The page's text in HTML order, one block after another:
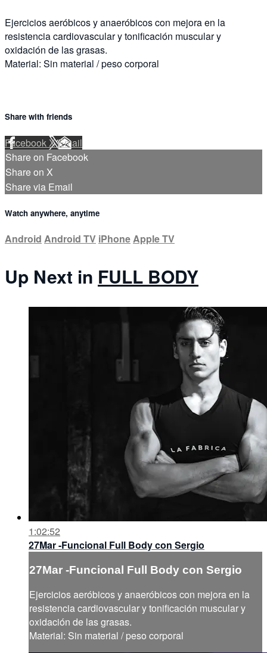
Ejercicios aeróbicos y anaeróbicos con mejora en la
resistencia cardiovascular y tonificación muscular y
oxidación de las grasas.
Material: Sin material / peso corporal
Share with friends
Facebook XEmail
Share on Facebook
Share on X
Share via Email
Watch anywhere, anytime
Android Android TV iPhoneApple TV
Up Next in FULL BODY
1:02:52
27Mar -Funcional Full Body con Sergio
27Mar -Funcional Full Body con Sergio
Ejercicios aeróbicos y anaeróbicos con mejora en la
resistencia cardiovascular y tonificación muscular y
oxidación de las grasas.
Material: Sin material / peso corporal